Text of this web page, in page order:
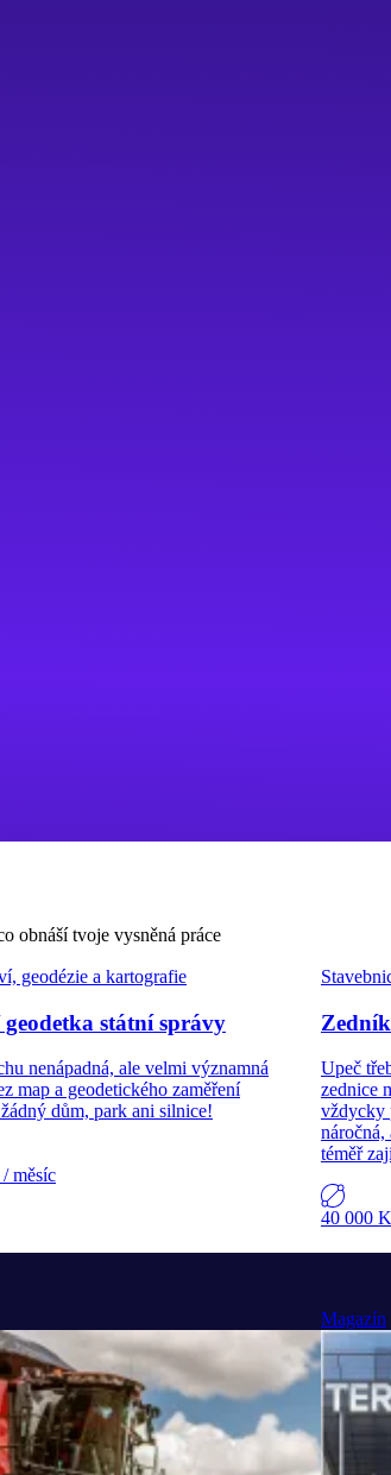
obnáší tvoje vysněná práce
geodézie a kartografie
geodetka státní správy
nenápadná, ale velmi významná
map a geodetického zaměření
dům, park ani silnice!
/ měsíc
Upeč
zednice
vždycky
téměř
40 000
Magazín